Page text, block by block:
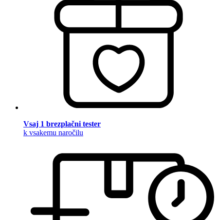
Vsaj 1 brezplačni tester
k vsakemu naročilu